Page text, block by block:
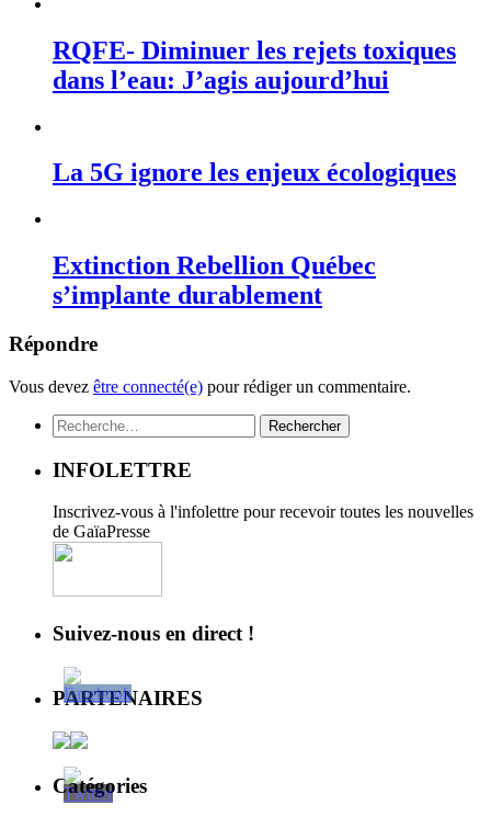
RQFE- Diminuer les rejets toxiques
dans l’eau: J’agis aujourd’hui
La 5G ignore les enjeux écologiques
Extinction Rebellion Québec
s’implante durablement
Répondre
Vous devez être connecté(e) pour rédiger un commentaire.
Rechercher :
INFOLETTRE
Inscrivez-vous à l'infolettre pour recevoir toutes les nouvelles
de GaïaPresse
Suivez-nous en direct !
PARTENAIRES
Catégories